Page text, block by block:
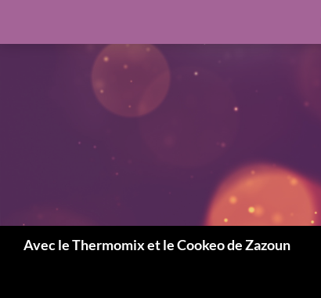
au
Avec le Thermomix et le Cookeo de Zazoun